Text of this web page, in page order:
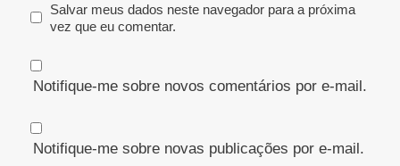
Salvar meus dados neste navegador para a próxima
vez que eu comentar.
Notifique-me sobre novos comentários por e-mail.
Notifique-me sobre novas publicações por e-mail.